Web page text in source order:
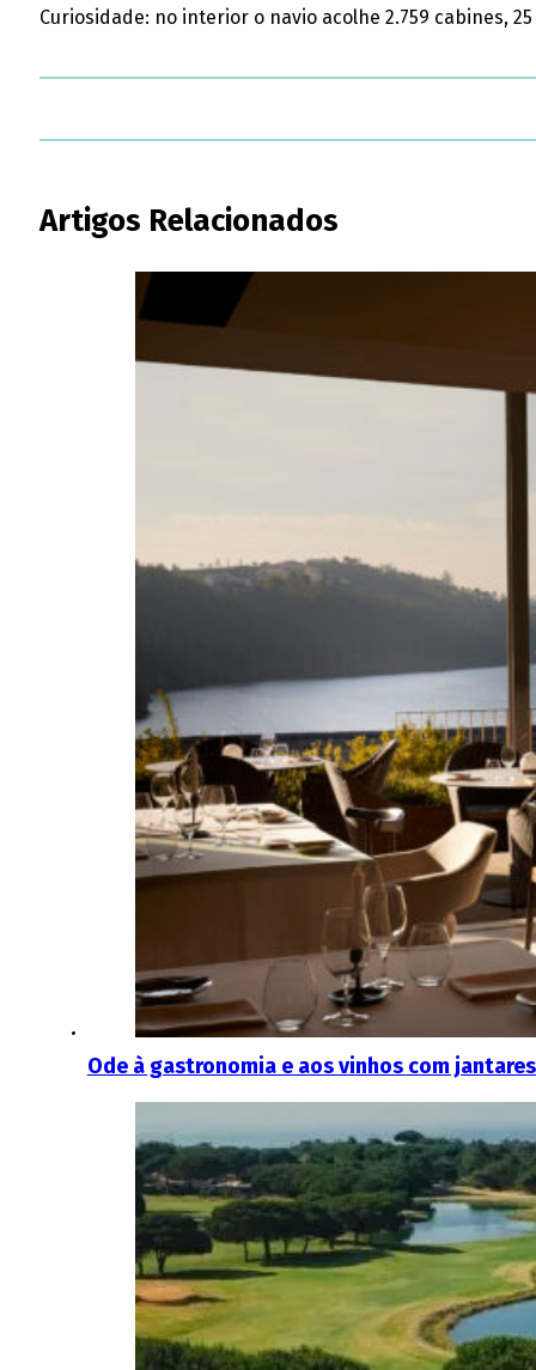
Curiosidade: no interior o navio acolhe 2.759 cabines,
Artigos Relacionados
Ode à gastronomia e aos vinhos com